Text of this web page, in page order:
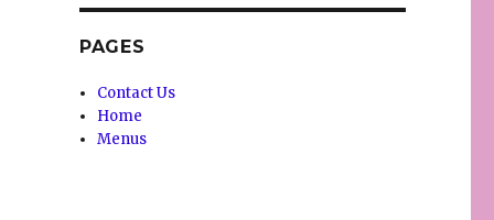
PAGES
Contact Us
Home
Menus